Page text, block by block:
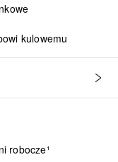
kulowemu
robocze¹